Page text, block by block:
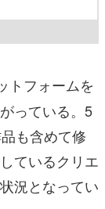
トフォームを
っている。5
も含めて修
ているクリエ
況となってい